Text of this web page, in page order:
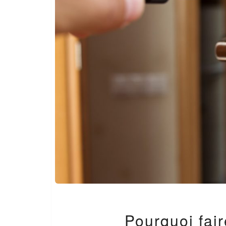
Pourquoi